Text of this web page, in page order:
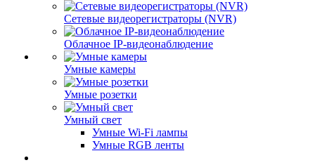
Сетевые видеорегистраторы (NVR)
Облачное IP-видеонаблюдение
Умные камеры
Умные розетки
Умный свет
Умные Wi-Fi лампы
Умные RGB ленты